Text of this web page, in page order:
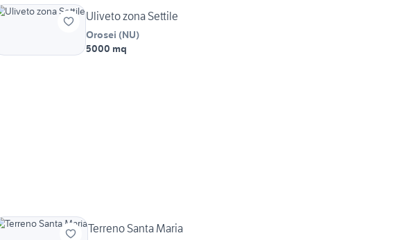
Uliveto zona Settile
Orosei (NU)
5000 mq
Terreno Santa Maria